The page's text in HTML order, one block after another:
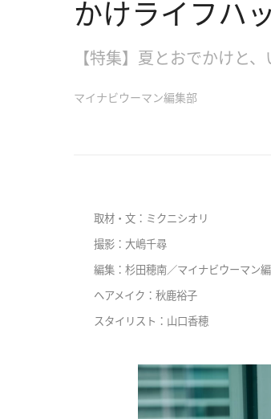
かけライフハッ
【特集】夏とおでかけと、
マイナビウーマン編集部
取材・文：ミクニシオリ
撮影：大嶋千尋
編集：杉田穂南／マイナビウーマン
ヘアメイク：秋鹿裕子
スタイリスト：山口香穂